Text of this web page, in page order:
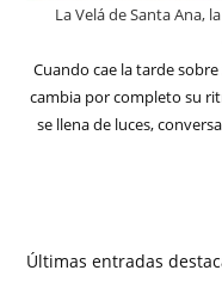
La Velá de Santa Ana,
Cuando cae la tarde
cambia por completo su
se llena de luces,
Últimas entradas